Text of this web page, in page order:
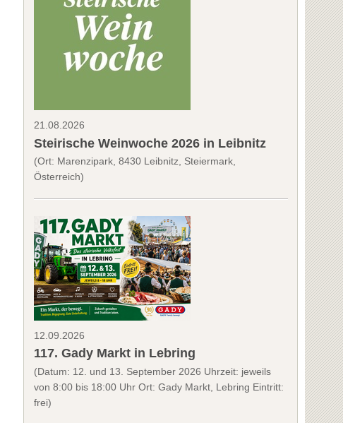
21.08.2026
Steirische Weinwoche 2026 in Leibnitz
(Ort: Marenzipark, 8430 Leibnitz, Steiermark,
Österreich)
12.09.2026
117. Gady Markt in Lebring
(Datum: 12. und 13. September 2026 Uhrzeit: jeweils
von 8:00 bis 18:00 Uhr Ort: Gady Markt, Lebring Eintritt:
frei)